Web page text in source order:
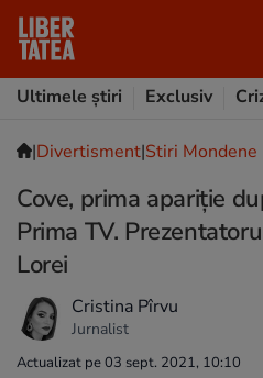
Ultimele știri
Exclusiv
|Divertisment|Stiri Mondene
Cove, prima apariție
Prima TV.
Lorei
Cristina Pîrvu
Jurnalist
Actualizat pe 03 sept. 2021, 10:10